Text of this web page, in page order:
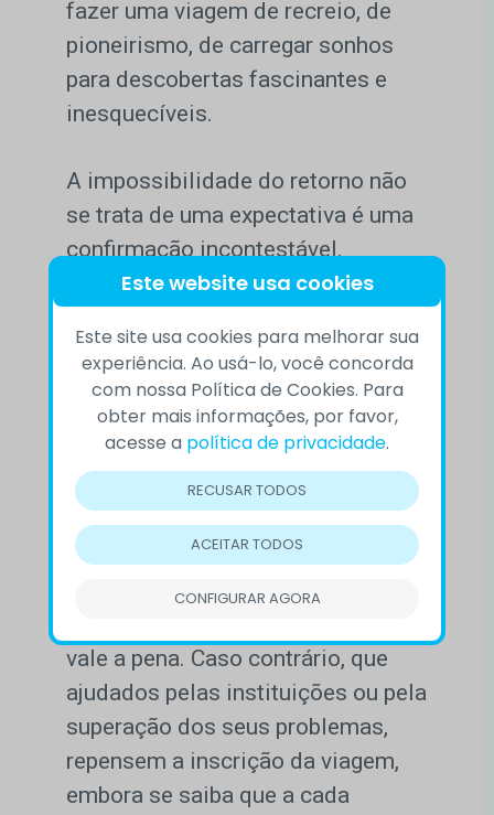
fazer uma viagem de recreio, de
pioneirismo, de carregar sonhos
para descobertas fascinantes e
inesquecíveis.
A impossibilidade do retorno não
se trata de uma expectativa é uma
confirmação incontestável.
Portanto, essa atitude conduz a
viagem está escolhendo um voo
para a morte antecipada, pois terão
que sobreviver no novo planeta e
tentar se adaptar a ele.
Torcemos para que no ano 2022 a
tecnologia já ofereça condições a
estes tripulantes de regressarem à
vale a pena. Caso contrário, que
ajudados pelas instituições ou pela
superação dos seus problemas,
repensem a inscrição da viagem,
embora se saiba que a cada
Este website usa cookies
Este site usa cookies para melhorar sua
experiência. Ao usá-lo, você concorda
com nossa Política de Cookies. Para
obter mais informações, por favor,
acesse a política de privacidade.
RECUSAR TODOS
ACEITAR TODOS
CONFIGURAR AGORA